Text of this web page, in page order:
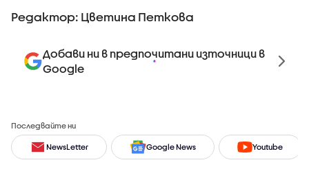
Редактор: Цветина Петкова
Добави ни в предпочитани източници в
Google
Последвайте ни
NewsLetter Google News Youtube